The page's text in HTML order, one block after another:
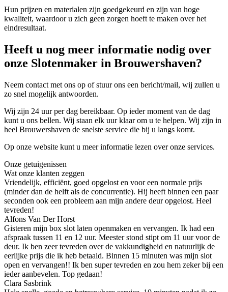
Hun prijzen en materialen zijn goedgekeurd en zijn van hoge
kwaliteit, waardoor u zich geen zorgen hoeft te maken over het
eindresultaat.
Heeft u nog meer informatie nodig over
onze Slotenmaker in Brouwershaven?
Neem contact met ons op of stuur ons een bericht/mail, wij zullen u
zo snel mogelijk antwoorden.
Wij zijn 24 uur per dag bereikbaar. Op ieder moment van de dag
kunt u ons bellen. Wij staan elk uur klaar om u te helpen. Wij zijn in
heel Brouwershaven de snelste service die bij u langs komt.
Op onze website kunt u meer informatie lezen over onze services.
Onze getuigenissen
Wat onze klanten zeggen
Vriendelijk, efficiënt, goed opgelost en voor een normale prijs
(minder dan de helft als de concurrentie). Hij heeft binnen een paar
seconden ook een probleem aan mijn andere deur opgelost. Heel
tevreden!
Alfons Van Der Horst
Gisteren mijn box slot laten openmaken en vervangen. Ik had een
afspraak tussen 11 en 12 uur. Meester stond stipt om 11 uur voor de
deur. Ik ben zeer tevreden over de vakkundigheid en natuurlijk de
eerlijke prijs die ik heb betaald. Binnen 15 minuten was mijn slot
open en vervangen!! Ik ben super tevreden en zou hem zeker bij een
ieder aanbevelen. Top gedaan!
Clara Sasbrink